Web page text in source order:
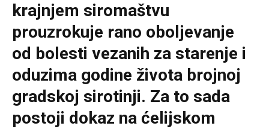
krajnjem siromaštvu
prouzrokuje rano oboljevanje
od bolesti vezanih za starenje i
oduzima godine života brojnoj
gradskoj sirotinji. Za to sada
postoji dokaz na ćelijskom